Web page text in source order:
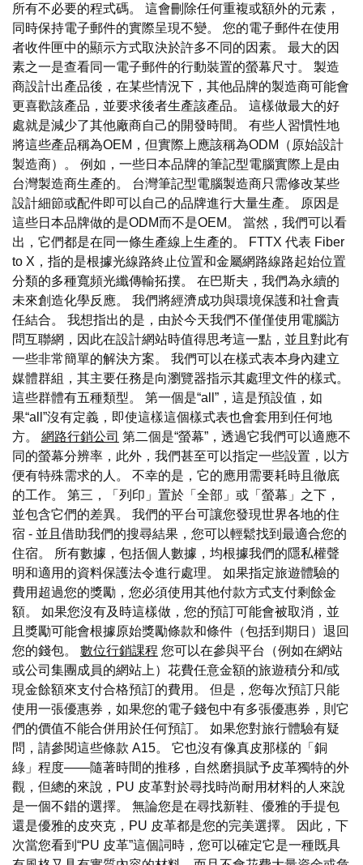
所有不必要的程式碼。 這會刪除任何重複或額外的元素，
同時保持電子郵件的實際呈現不變。 您的電子郵件在使用
者收件匣中的顯示方式取決於許多不同的因素。 最大的因
素之一是查看同一電子郵件的行動裝置的螢幕尺寸。 製造
商設計出產品後，在某些情況下，其他品牌的製造商可能會
更喜歡該產品，並要求後者生產該產品。 這樣做最大的好
處就是減少了其他廠商自己的開發時間。 有些人習慣性地
將這些產品稱為OEM，但實際上應該稱為ODM（原始設計
製造商）。 例如，一些日本品牌的筆記型電腦實際上是由
台灣製造商生產的。 台灣筆記型電腦製造商只需修改某些
設計細節或配件即可以自己的品牌進行大量生產。 原因是
這些日本品牌做的是ODM而不是OEM。 當然，我們可以看
出，它們都是在同一條生產線上生產的。 FTTX 代表 Fiber
to X，指的是根據光線路終止位置和金屬網路線路起始位置
分類的多種寬頻光纖傳輸拓撲。 在巴斯夫，我們為永續的
未來創造化學反應。 我們將經濟成功與環境保護和社會責
任結合。 我想指出的是，由於今天我們不僅僅使用電腦訪
問互聯網，因此在設計網站時值得思考這一點，並且對此有
一些非常簡單的解決方案。 我們可以在樣式表本身內建立
媒體群組，其主要任務是向瀏覽器指示其處理文件的樣式。
這些群體有五種類型。 第一個是“all”，這是預設值，如
果“all”沒有定義，即使這樣這個樣式表也會套用到任何地
方。 網路行銷公司 第二個是“螢幕”，透過它我們可以適應不
同的螢幕分辨率，此外，我們甚至可以指定一些設置，以方
便有特殊需求的人。 不幸的是，它的應用需要耗時且徹底
的工作。 第三，「列印」置於「全部」或「螢幕」之下，
並包含它們的差異。 我們的平台可讓您發現世界各地的住
宿 - 並且借助我們的搜尋結果，您可以輕鬆找到最適合您的
住宿。 所有數據，包括個人數據，均根據我們的隱私權聲
明和適用的資料保護法令進行處理。 如果指定旅遊體驗的
費用超過您的獎勵，您必須使用其他付款方式支付剩餘金
額。 如果您沒有及時這樣做，您的預訂可能會被取消，並
且獎勵可能會根據原始獎勵條款和條件（包括到期日）退回
您的錢包。 數位行銷課程 您可以在參與平台（例如在網站
或公司集團成員的網站上）花費任意金額的旅遊積分和/或
現金餘額來支付合格預訂的費用。 但是，您每次預訂只能
使用一張優惠券，如果您的電子錢包中有多張優惠券，則它
們的價值不能合併用於任何預訂。 如果您對旅行體驗有疑
問，請參閱這些條款 A15。 它也沒有像真皮那樣的「銅
綠」程度——隨著時間的推移，自然磨損賦予皮革獨特的外
觀，但總的來說，PU 皮革對於尋找時尚耐用材料的人來說
是一個不錯的選擇。 無論您是在尋找新鞋、優雅的手提包
還是優雅的皮夾克，PU 皮革都是您的完美選擇。 因此，下
次當您看到“PU 皮革”這個詞時，您可以確定它是一種既具